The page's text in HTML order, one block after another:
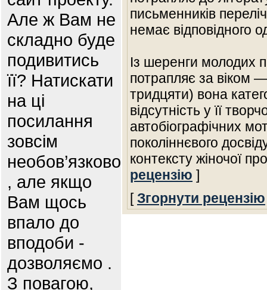
Але ж Вам не
складно буде
подивитись
її? Натискати
на ці
посилання
зовсім
необов’язково
, але якщо
Вам щось
впало до
вподоби -
дозволяємо .
З повагою,
письменників
немає відповідного
Із шеренги молодих
потрапляє за віком
тридцяти) вона
відсутність у її
автобіографічних
поколіннєвого
контексту жіночої
рецензію ]
[Згорнути рецензію